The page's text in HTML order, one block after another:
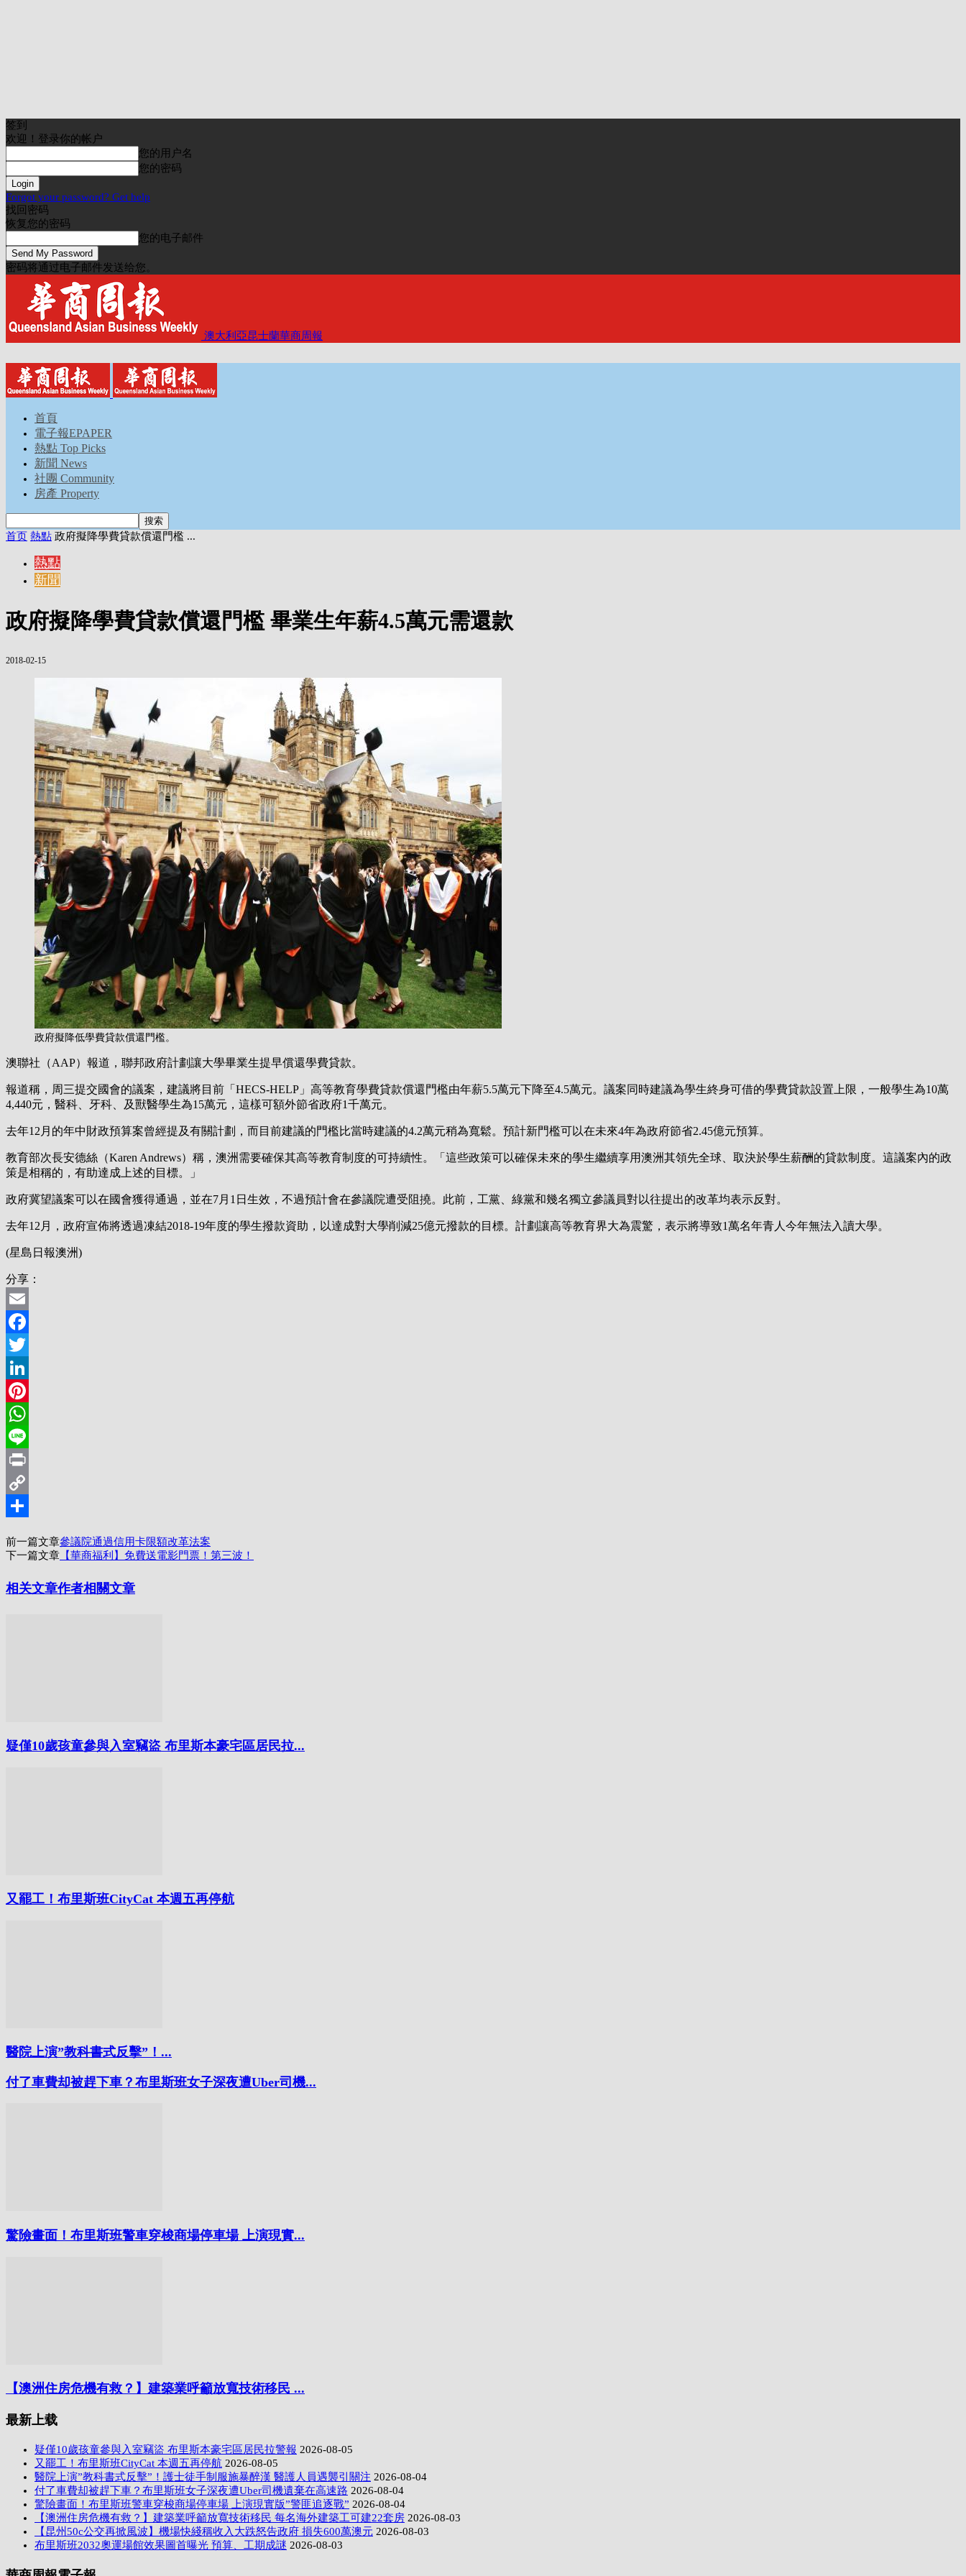
签到
欢迎！登录你的帐户
您的用户名
您的密码
Forgot your password? Get help
找回密码
恢复您的密码
您的电子邮件
密码将通过电子邮件发送给您。
澳大利亞昆士蘭華商周報
首頁
電子報EPAPER
熱點 Top Picks
新聞 News
社團 Community
房產 Property
首页 熱點 政府擬降學費貸款償還門檻 ...
熱點
新聞
政府擬降學費貸款償還門檻 畢業生年薪4.5萬元需還款
2018-02-15
政府擬降低學費貸款償還門檻。
澳聯社（AAP）報道，聯邦政府計劃讓大學畢業生提早償還學費貸款。
報道稱，周三提交國會的議案，建議將目前「HECS-HELP」高等教育學費貸款償還門檻由年薪5.5萬元下降至4.5萬元。議案同時建議為學生終身可借的學費貸款設置上限，一般學生為10萬
4,440元，醫科、牙科、及獸醫學生為15萬元，這樣可額外節省政府1千萬元。
去年12月的年中財政預算案曾經提及有關計劃，而目前建議的門檻比當時建議的4.2萬元稍為寬鬆。預計新門檻可以在未來4年為政府節省2.45億元預算。
教育部次長安德絲（Karen Andrews）稱，澳洲需要確保其高等教育制度的可持續性。「這些政策可以確保未來的學生繼續享用澳洲其領先全球、取決於學生薪酬的貸款制度。這議案內的政
策是相稱的，有助達成上述的目標。」
政府冀望議案可以在國會獲得通過，並在7月1日生效，不過預計會在參議院遭受阻撓。此前，工黨、綠黨和幾名獨立參議員對以往提出的改革均表示反對。
去年12月，政府宣佈將透過凍結2018-19年度的學生撥款資助，以達成對大學削減25億元撥款的目標。計劃讓高等教育界大為震驚，表示將導致1萬名年青人今年無法入讀大學。
(星島日報澳洲)
分享：
Email
Facebook
Twitter
LinkedIn
Pinterest
WhatsApp
Line
Print
Copy
享
前一篇文章參議院通過信用卡限額改革法案
下一篇文章 【華商福利】免費送電影門票！第三波！
相关文章作者相關文章
疑僅10歲孩童參與入室竊盜 布里斯本豪宅區居民拉...
又罷工！布里斯班CityCat 本週五再停航
醫院上演”教科書式反擊”！...
付了車費却被趕下車？布里斯班女子深夜遭Uber司機...
驚險畫面！布里斯班警車穿梭商場停車場 上演現實...
【澳洲住房危機有救？】建築業呼籲放寬技術移民 ...
最新上载
疑僅10歲孩童參與入室竊盜 布里斯本豪宅區居民拉警報 2026-08-05
又罷工！布里斯班CityCat 本週五再停航 2026-08-05
醫院上演”教科書式反擊”！護士徒手制服施暴醉漢 醫護人員遇襲引關注 2026-08-04
付了車費却被趕下車？布里斯班女子深夜遭Uber司機遺棄在高速路 2026-08-04
驚險畫面！布里斯班警車穿梭商場停車場 上演現實版”警匪追逐戰” 2026-08-04
【澳洲住房危機有救？】建築業呼籲放寬技術移民 每名海外建築工可建22套房 2026-08-03
【昆州50c公交再掀風波】機場快綫稱收入大跌怒告政府 損失600萬澳元 2026-08-03
布里斯班2032奧運場館效果圖首曝光 預算、工期成謎 2026-08-03